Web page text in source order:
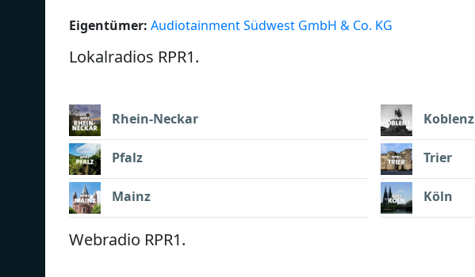
Eigentümer: Audiotainment Südwest GmbH & Co. KG
Lokalradios RPR1.
Rhein-Neckar
Pfalz
Mainz
Koblenz
Trier
Köln
Webradio RPR1.